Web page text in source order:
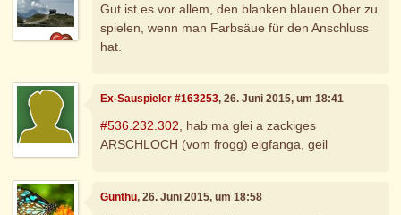
Gut ist es vor allem, den blanken blauen Ober zu
spielen, wenn man Farbsäue für den Anschluss
hat.
Ex-Sauspieler #163253, 26. Juni 2015, um 18:41
#536.232.302 , hab ma glei a zackiges
ARSCHLOCH (vom frogg) eigfanga, geil
Gunthu, 26. Juni 2015, um 18:58